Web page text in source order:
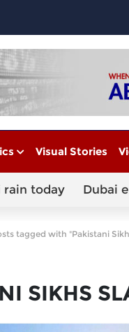
Visual Stories
rain today Dubai
tagged with "Pakistani
SIKHS